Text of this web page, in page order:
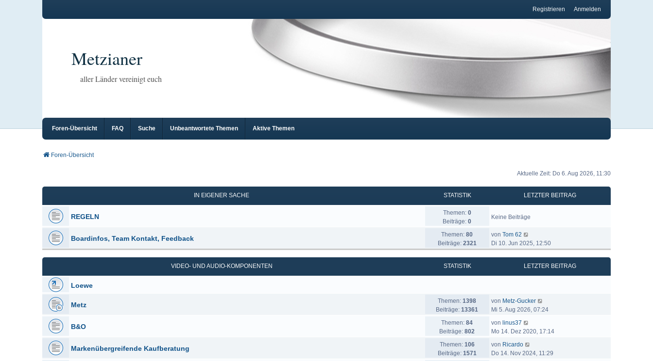
Anmelden
Registrieren
Metzianer
aller Länder vereinigt euch
Foren-Übersicht FAQ Suche Unbeantwortete Themen Aktive Themen
Foren-Übersicht
Aktuelle Zeit: Do 6. Aug 2026, 11:30
IN EIGENER SACHE STATISTIK LETZTER BEITRAG
REGELN Themen: 0
Beiträge: 0
Keine Beiträge
Boardinfos, Team Kontakt, Feedback Themen: 80
Beiträge: 2321
von Tom 62
e
u
s
t
B
e
t
a
g
Di 10. Jun 2025, 12:50
VIDEO- UND AUDIO-KOMPONENTEN STATISTIK LETZTER BEITRAG
Loewe
Metz Themen: 1398
Beiträge: 13361
von Metz-Gucker
e
s
e
Mi 5. Aug 2026, 07:24
B&O Themen: 84
Beiträge: 802
von linus37
e
e
s
Mo 14. Dez 2020, 17:14
Markenübergreifende Kaufberatung Themen: 106
Beiträge: 1571
von Ricardo
e
Do 14. Nov 2024, 11:29